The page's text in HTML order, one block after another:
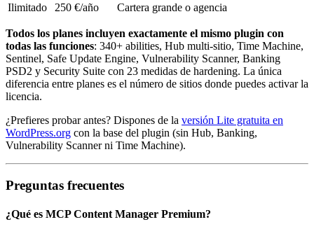
Ilimitado
250 €/año Cartera grande o agencia
Todos los planes incluyen exactamente el mismo plugin con
todas las funciones: 340+ abilities, Hub multi-sitio, Time Machine,
Sentinel, Safe Update Engine, Vulnerability Scanner, Banking
PSD2 y Security Suite con 23 medidas de hardening. La única
diferencia entre planes es el número de sitios donde puedes activar la
licencia.
¿Prefieres probar antes? Dispones de la versión Lite gratuita en
WordPress.org con la base del plugin (sin Hub, Banking,
Vulnerability Scanner ni Time Machine).
Preguntas frecuentes
¿Qué es MCP Content Manager Premium?